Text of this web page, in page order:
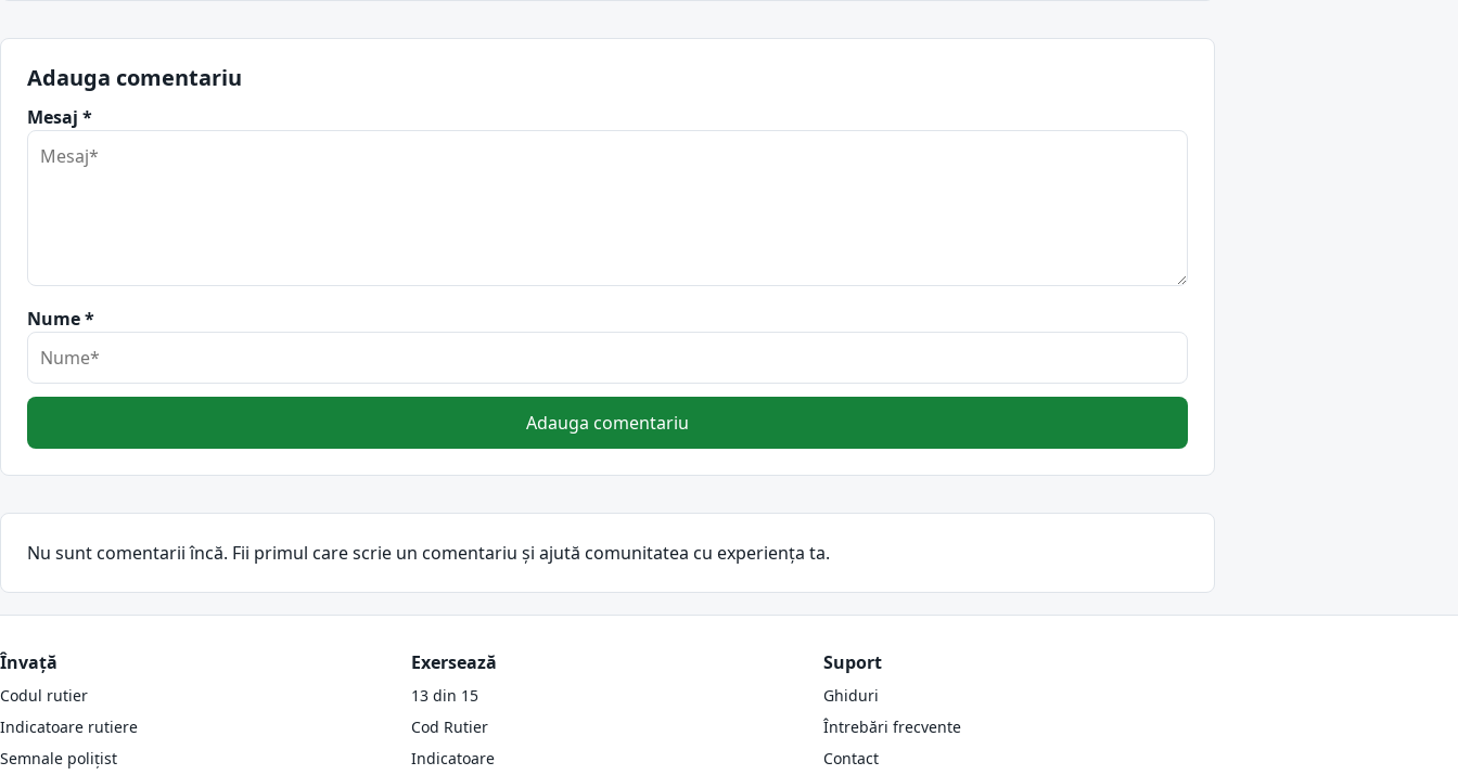
Adauga comentariu
Mesaj *
Nume *
Adauga comentariu
Nu sunt comentarii încă. Fii primul care scrie un comentariu și ajută comunitatea cu experiența ta.
Învață
Codul rutier
Indicatoare rutiere
Semnale polițist
Exersează
13 din 15
Cod Rutier
Indicatoare
Suport
Ghiduri
Întrebări frecvente
Contact